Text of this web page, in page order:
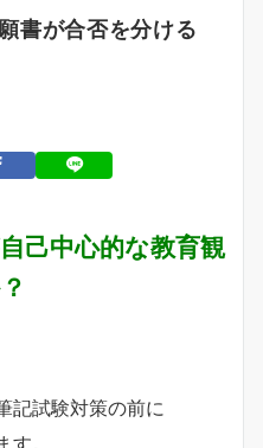
書が合否を分ける
己中心的な教育観
記試験対策の前に
。